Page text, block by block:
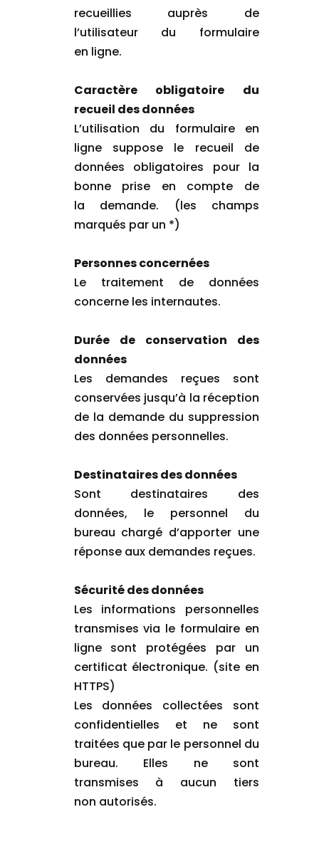
recueillies auprès de
l’utilisateur du formulaire
en ligne.
Caractère obligatoire du
recueil des données
L’utilisation du formulaire en
ligne suppose le recueil de
données obligatoires pour la
bonne prise en compte de
la demande. (les champs
marqués par un *)
Personnes concernées
Le traitement de données
concerne les internautes.
Durée de conservation des
données
Les demandes reçues sont
conservées jusqu’à la réception
de la demande du suppression
des données personnelles.
Destinataires des données
Sont destinataires des
données, le personnel du
bureau chargé d’apporter une
réponse aux demandes reçues.
Sécurité des données
Les informations personnelles
transmises via le formulaire en
ligne sont protégées par un
certificat électronique. (site en
HTTPS)
Les données collectées sont
confidentielles et ne sont
traitées que par le personnel du
bureau. Elles ne sont
transmises à aucun tiers
non autorisés.